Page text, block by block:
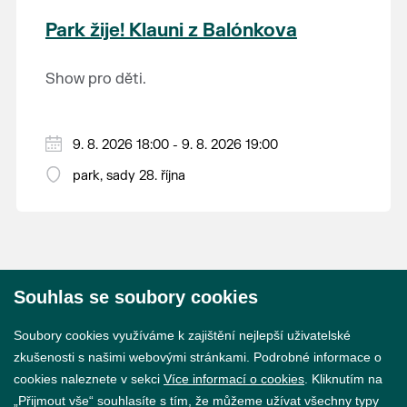
krajina na světě, která je zapsána na Seznam
světového přírodního a kulturního dědictví
Park žije! Klauni z Balónkova
Show pro děti.
9. 8. 2026 18:00 - 9. 8. 2026 19:00
park, sady 28. října
Souhlas se soubory cookies
Soubory cookies využíváme k zajištění nejlepší uživatelské
zkušenosti s našimi webovými stránkami. Podrobné informace o
cookies naleznete v sekci Více informací o cookies . Kliknutím na
„Přijmout vše“ souhlasíte s tím, že můžeme užívat všechny typy